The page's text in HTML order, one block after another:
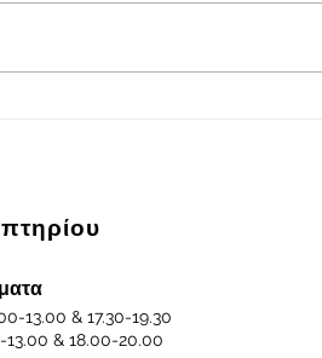
ημέρα Τρίτη
03/
13.00 & 17.30-19.30
13.00 & 18.00-20.00